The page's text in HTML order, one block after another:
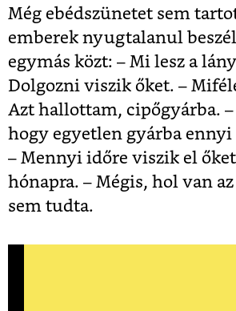
Még ebédszünetet sem
emberek nyugtalanul
egymás közt: – Mi lesz a
Dolgozni viszik őket. –
Azt hallottam, cipőgyárba.
hogy egyetlen gyárba
– Mennyi időre viszik el
hónapra. – Mégis, hol van
sem tudta.